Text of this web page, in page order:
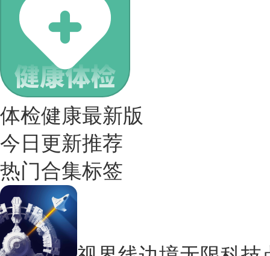
体检健康最新版
今日更新推荐
热门合集标签